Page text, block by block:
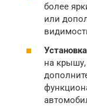
более
или
на